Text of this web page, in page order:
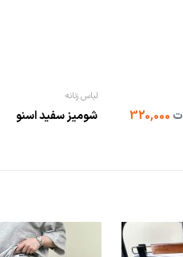
ت
لباس زنانه
شومیز سفید اسنو